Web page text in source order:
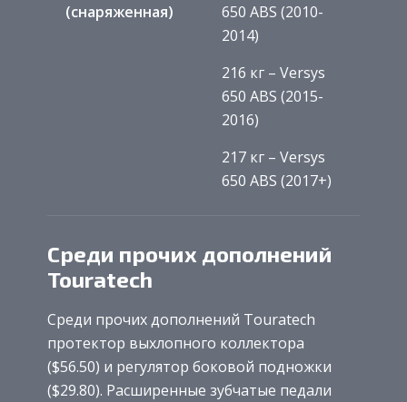
(снаряженная)
650 ABS (2010-
2014)
216 кг – Versys
650 ABS (2015-
2016)
217 кг – Versys
650 ABS (2017+)
Среди прочих дополнений
Touratech
Среди прочих дополнений Touratech
протектор выхлопного коллектора
($56.50) и регулятор боковой подножки
($29.80). Расширенные зубчатые педали